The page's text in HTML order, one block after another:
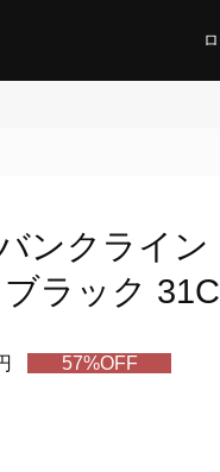
ンクライン
ラック
57%OFF